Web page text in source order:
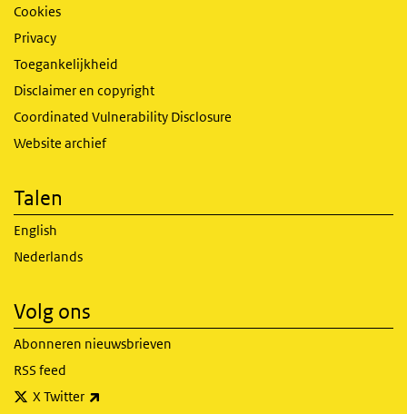
Cookies
Privacy
Toegankelijkheid
Disclaimer en copyright
Coordinated Vulnerability Disclosure
Website archief
Talen
English
Nederlands
Volg ons
Abonneren nieuwsbrieven
RSS feed
X Twitter